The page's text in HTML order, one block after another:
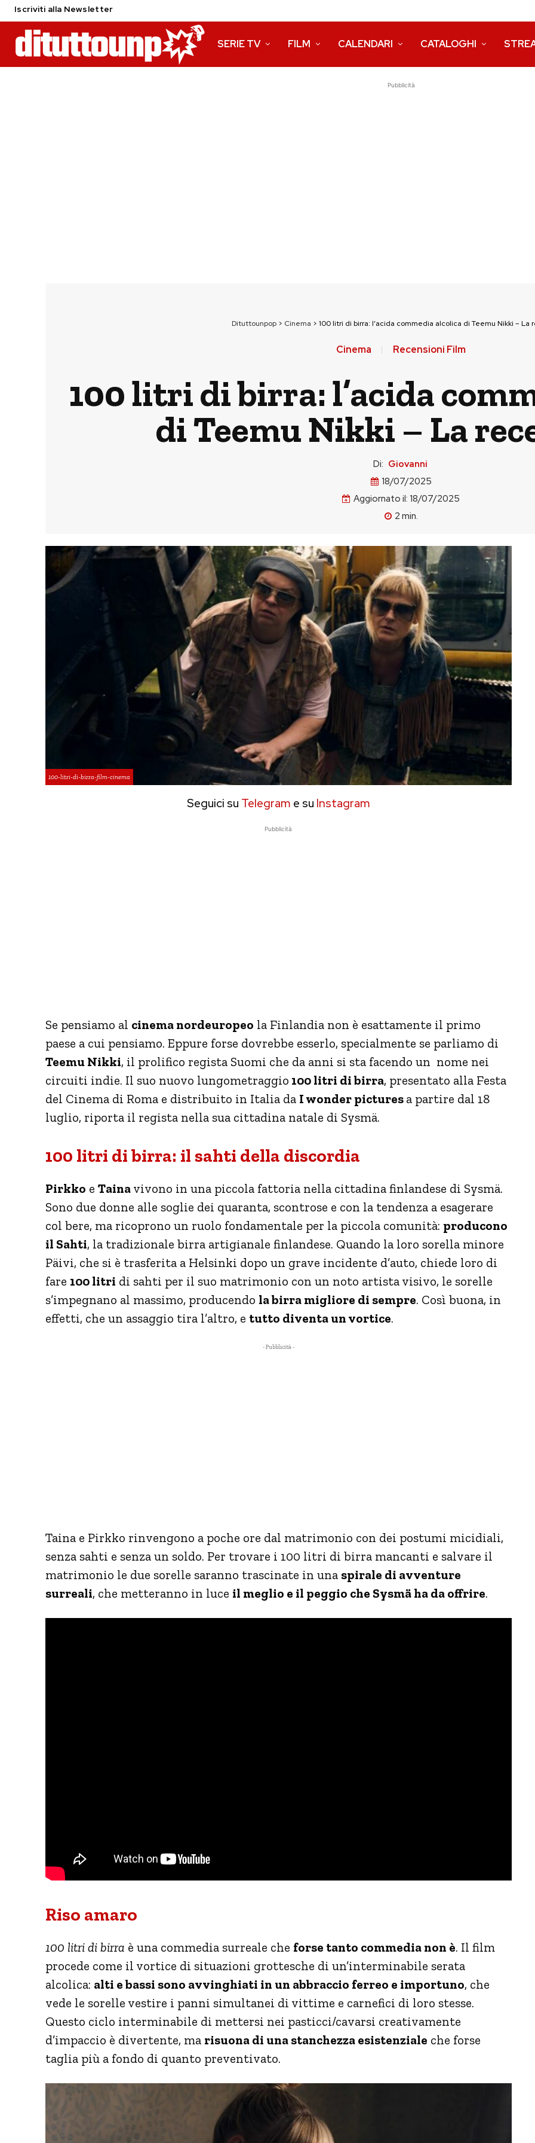
Iscriviti alla Newsletter
SERIE TV FILM CALENDARI CATALOGHI
Pubblicità
Dituttounpop > Cinema > 100 litri di birra: l’acida commedia alcolica di Teemu Nikki – La
Cinema Recensioni Film
100 litri di birra: l’acida
di Teemu Nikki – La
Di: Giovanni
18/07/2025
Aggiornato il: 18/07/2025
2 min.
100-litri-di-birra-film-cinema
Seguici su Telegram e su Instagram
Pubblicità
Se pensiamo al cinema nordeuropeo la Finlandia non è esattamente il primo
paese a cui pensiamo. Eppure forse dovrebbe esserlo, specialmente se parliamo di
Teemu Nikki, il prolifico regista Suomi che da anni si sta facendo un nome nei
circuiti indie. Il suo nuovo lungometraggio 100 litri di birra, presentato alla Festa
del Cinema di Roma e distribuito in Italia da I wonder pictures a partire dal 18
luglio, riporta il regista nella sua cittadina natale di Sysmä.
100 litri di birra: il sahti della discordia
Pirkko e Taina vivono in una piccola fattoria nella cittadina finlandese di Sysmä.
Sono due donne alle soglie dei quaranta, scontrose e con la tendenza a esagerare
col bere, ma ricoprono un ruolo fondamentale per la piccola comunità: producono
il Sahti, la tradizionale birra artigianale finlandese. Quando la loro sorella minore
Päivi, che si è trasferita a Helsinki dopo un grave incidente d’auto, chiede loro di
fare 100 litri di sahti per il suo matrimonio con un noto artista visivo, le sorelle
s’impegnano al massimo, producendo la birra migliore di sempre. Così buona, in
effetti, che un assaggio tira l’altro, e tutto diventa un vortice.
- Pubblicità -
Taina e Pirkko rinvengono a poche ore dal matrimonio con dei postumi micidiali,
senza sahti e senza un soldo. Per trovare i 100 litri di birra mancanti e salvare il
matrimonio le due sorelle saranno trascinate in una spirale di avventure
surreali, che metteranno in luce il meglio e il peggio che Sysmä ha da offrire.
Riso amaro
100 litri di birra è una commedia surreale che forse tanto commedia non è. Il film
procede come il vortice di situazioni grottesche di un’interminabile serata
alcolica: alti e bassi sono avvinghiati in un abbraccio ferreo e importuno, che
vede le sorelle vestire i panni simultanei di vittime e carnefici di loro stesse.
Questo ciclo interminabile di mettersi nei pasticci/cavarsi creativamente
d’impaccio è divertente, ma risuona di una stanchezza esistenziale che forse
taglia più a fondo di quanto preventivato.